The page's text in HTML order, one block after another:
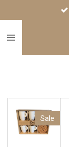
naar
Sale